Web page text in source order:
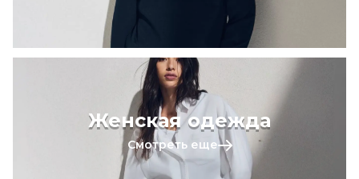
Женская одежда
Смотреть еще